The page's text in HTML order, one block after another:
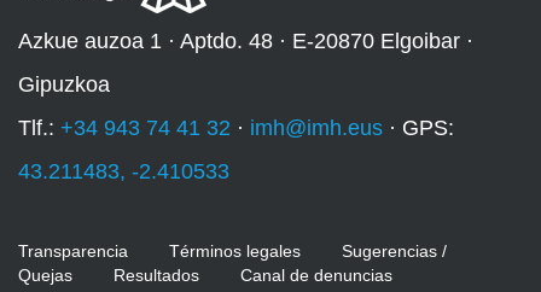
Azkue auzoa 1 · Aptdo. 48 · E-20870 Elgoibar ·
Gipuzkoa
Tlf.: +34 943 74 41 32 · imh@imh.eus · GPS:
43.211483, -2.410533
Transparencia Términos legales
Sugerencias /
Quejas
Resultados Canal de denuncias